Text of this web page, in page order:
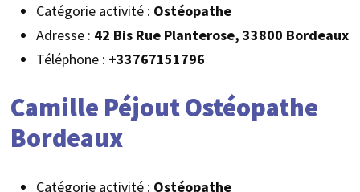
Catégorie activité : Ostéopathe
Adresse : 42 Bis Rue Planterose, 33800 Bordeaux
Téléphone : +33767151796
Camille Péjout Ostéopathe
Bordeaux
Catégorie activité : Ostéopathe